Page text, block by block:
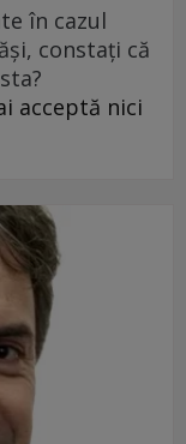
în cazul
constați că
acceptă nici